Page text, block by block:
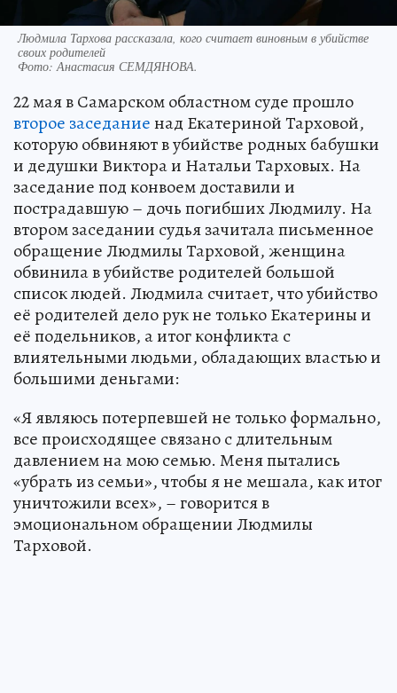
Людмила Тархова рассказала, кого считает виновным в убийстве
своих родителей
Фото: Анастасия СЕМДЯНОВА.
22 мая в Самарском областном суде прошло
второе заседаниенад Екатериной Тарховой,
которую обвиняют в убийстве родных бабушки
и дедушки Виктора и Натальи Тарховых. На
заседание под конвоем доставили и
пострадавшую – дочь погибших Людмилу. На
втором заседании судья зачитала письменное
обращение Людмилы Тарховой, женщина
обвинила в убийстве родителей большой
список людей. Людмила считает, что убийство
её родителей дело рук не только Екатерины и
её подельников, а итог конфликта с
влиятельными людьми, обладающих властью и
большими деньгами:
«Я являюсь потерпевшей не только формально,
все происходящее связано с длительным
давлением на мою семью. Меня пытались
«убрать из семьи», чтобы я не мешала, как итог
уничтожили всех», – говорится в
эмоциональном обращении Людмилы
Тарховой.